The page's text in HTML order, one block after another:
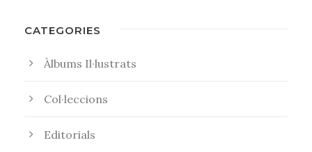
CATEGORIES
Àlbums Il·lustrats
Col·leccions
Editorials